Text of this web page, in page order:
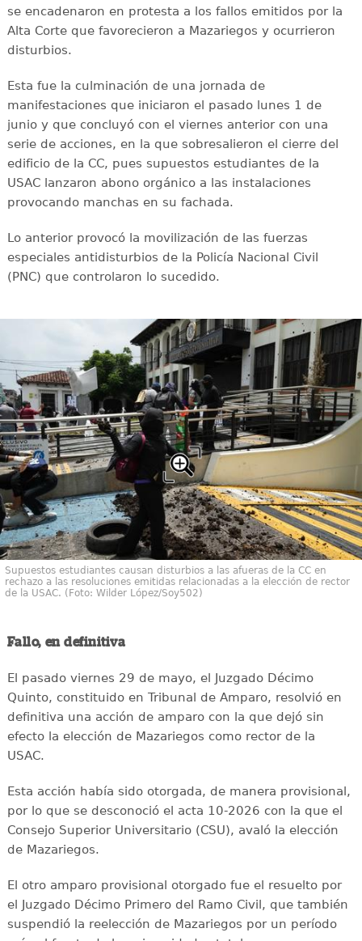
se encadenaron en protesta a los fallos emitidos por la
Alta Corte que favorecieron a Mazariegos y ocurrieron
disturbios.
Esta fue la culminación de una jornada de
manifestaciones que iniciaron el pasado lunes 1 de
junio y que concluyó con el viernes anterior con una
serie de acciones, en la que sobresalieron el cierre del
edificio de la CC, pues supuestos estudiantes de la
USAC lanzaron abono orgánico a las instalaciones
provocando manchas en su fachada.
Lo anterior provocó la movilización de las fuerzas
especiales antidisturbios de la Policía Nacional Civil
(PNC) que controlaron lo sucedido.
Supuestos estudiantes causan disturbios a las afueras de la CC en
rechazo a las resoluciones emitidas relacionadas a la elección de rector
de la USAC. (Foto: Wilder López/Soy502)
Fallo, en definitiva
El pasado viernes 29 de mayo, el Juzgado Décimo
Quinto, constituido en Tribunal de Amparo, resolvió en
definitiva una acción de amparo con la que dejó sin
efecto la elección de Mazariegos como rector de la
USAC.
Esta acción había sido otorgada, de manera provisional,
por lo que se desconoció el acta 10-2026 con la que el
Consejo Superior Universitario (CSU), avaló la elección
de Mazariegos.
El otro amparo provisional otorgado fue el resuelto por
el Juzgado Décimo Primero del Ramo Civil, que también
suspendió la reelección de Mazariegos por un período